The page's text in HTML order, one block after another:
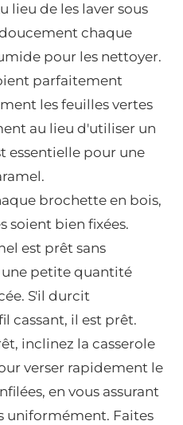
lieu de les laver sous
chaque
pour les nettoyer.
parfaitement
les feuilles vertes
au lieu d'utiliser un
essentielle pour une
brochette en bois,
soient bien fixées.
est prêt sans
petite quantité
S'il durcit
cassant, il est prêt.
inclinez la casserole
verser rapidement le
en vous assurant
uniformément. Faites